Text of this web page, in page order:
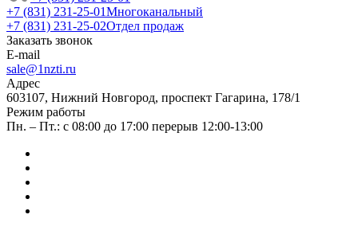
+7 (831) 231-25-01Многоканальный
+7 (831) 231-25-02Отдел продаж
Заказать звонок
E-mail
sale@1nzti.ru
Адрес
603107, Нижний Новгород, проспект Гагарина, 178/1
Режим работы
Пн. – Пт.: с 08:00 до 17:00 перерыв 12:00-13:00